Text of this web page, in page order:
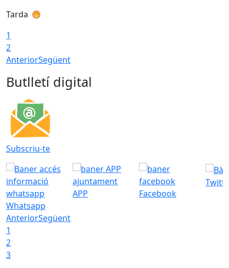
Tarda
1
2
AnteriorSegüent
Butlletí digital
Subscriu-te
Whatsapp
APP Facebook
AnteriorSegüent
1
2
3